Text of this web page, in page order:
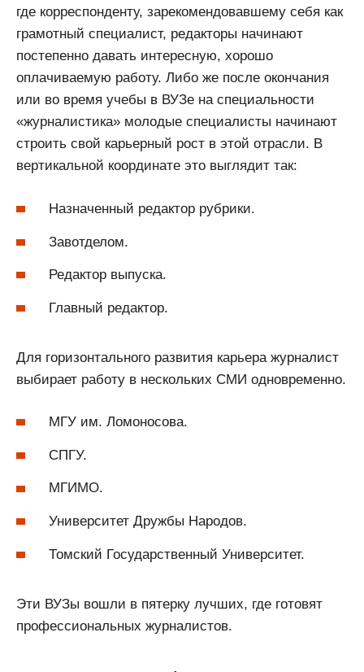
где корреспонденту, зарекомендовавшему себя как
грамотный специалист, редакторы начинают
постепенно давать интересную, хорошо
оплачиваемую работу. Либо же после окончания
или во время учебы в ВУЗе на специальности
«журналистика» молодые специалисты начинают
строить свой карьерный рост в этой отрасли. В
вертикальной координате это выглядит так:
Назначенный редактор рубрики.
Завотделом.
Редактор выпуска.
Главный редактор.
Для горизонтального развития карьера журналист
выбирает работу в нескольких СМИ одновременно.
МГУ им. Ломоносова.
СПГУ.
МГИМО.
Университет Дружбы Народов.
Томский Государственный Университет.
Эти ВУЗы вошли в пятерку лучших, где готовят
профессиональных журналистов.